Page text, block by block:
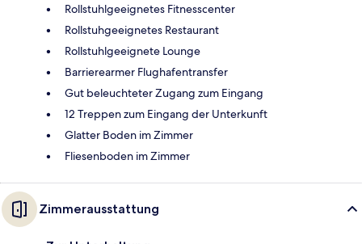
Rollstuhlgeeignetes Fitnesscenter
Rollstuhgeeignetes Restaurant
Rollstuhlgeeignete Lounge
Barrierearmer Flughafentransfer
Gut beleuchteter Zugang zum Eingang
12 Treppen zum Eingang der Unterkunft
Glatter Boden im Zimmer
Fliesenboden im Zimmer
Zimmerausstattung